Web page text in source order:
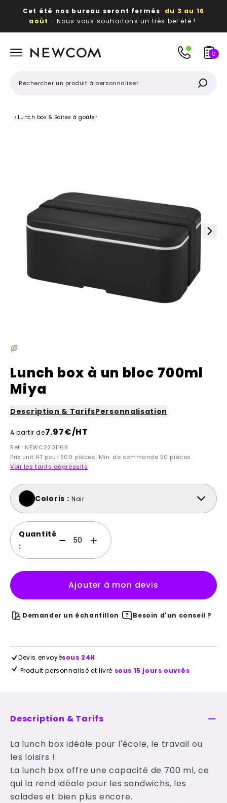
Cet été nos bureau seront fermés du 3 au 16
août - Nous vous souhaitons un très bel été !
publicitaires
0
< Lunch box & Boites à goûter
Lunch box à un bloc 700ml
Miya
Description & TarifsPersonnalisation
A partir de7.97€/HT
Ref : NEWC2201168
Prix unit.HT pour 500 pièces. Min. de commande 50 pièces.
Voir les tarifs dégressifs
Coloris : Noir
Quantité
:
Ajouter à mon devis
Demander un échantillon Besoin d'un conseil ?
Devis envoyésous 24H
Produit personnalisé et livré sous 15 jours ouvrés
Description & Tarifs
La lunch box idéale pour l'école, le travail ou
les loisirs !
La lunch box offre une capacité de 700 ml, ce
qui la rend idéale pour les sandwichs, les
salades et bien plus encore.